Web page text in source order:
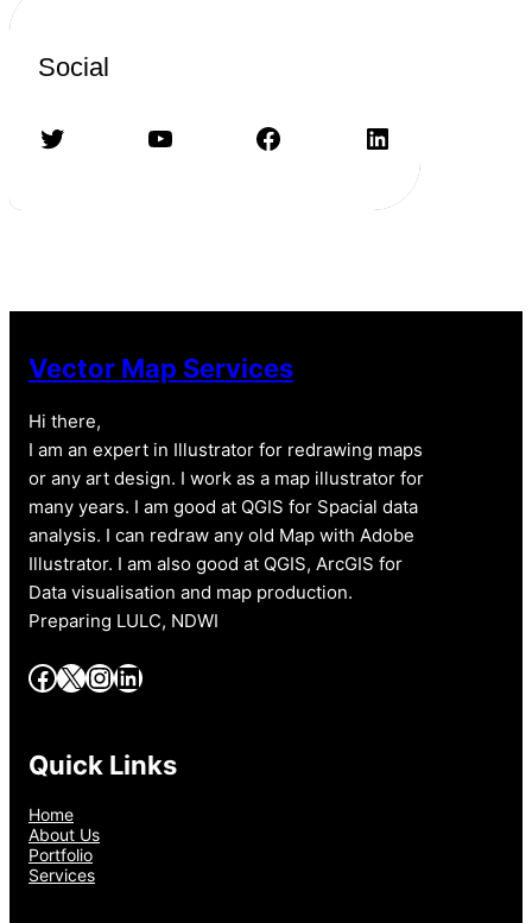
Social
Twitter YouTube Facebook LinkedIn
Vector Map Services
Hi there,
I am an expert in Illustrator for redrawing maps
or any art design. I work as a map illustrator for
many years. I am good at QGIS for Spacial data
analysis. I can redraw any old Map with Adobe
Illustrator. I am also good at QGIS, ArcGIS for
Data visualisation and map production.
Preparing LULC, NDWI
Facebook X InstagramLinkedIn
Quick Links
Home
About Us
Portfolio
Services